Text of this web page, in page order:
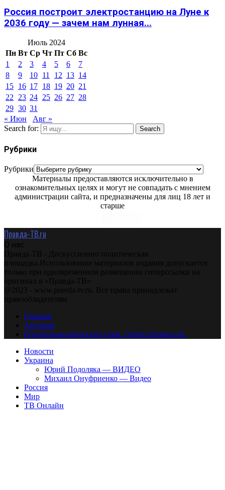
Россия построит электростанцию на Луне к
2036 году — зачем нам лунная...
Июль 2024
Пн Вт Ср Чт Пт Сб Вс
1
2 3 4 5 6
7
8
9 10 11 12 13 14
15 16 17 18 19 20 21
22
23 24 25 26 27 28
29 30 31
« Июн
Авг »
Search for:
Search
Рубрики
Рубрики
Материалы предоставляются исключительно в
ознакомительных целях и могут не совпадать с мнением
администрации сайта, и предназначены для лиц 18 лет и
старше
Правда-ТВ.ru
О нас
Правда-ТВ - Дискуссионно политическая
площадка.Использование материалов издания допускается
только при одновременном размещении гиперссылки на
оригинал в «Правда-ТВ»
@2023 - www.pravda-tv.ru. Все права принадлежат
правообладателям.
Главная
Авторам
Владельцам авторских прав. Ответственности.
Новости
Украина
Юрий Подоляка — ВИДЕО
Михаил Онуфриенко — Видео
Россия
Мир
ТВ Онлайн